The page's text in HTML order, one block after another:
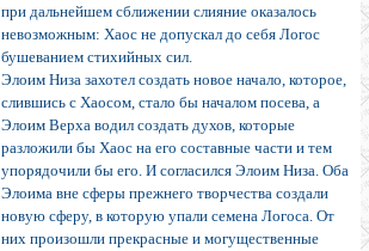
при дальнейшем сближении слияние оказалось
невозможным: Хаос не допускал до себя Логос
бушеванием стихийных сил.
Элоим Низа захотел создать новое начало, которое,
слившись с Хаосом, стало бы началом посева, а
Элоим Верха водил создать духов, которые
разложили бы Хаос на его составные части и тем
упорядочили бы его. И согласился Элоим Низа. Оба
Элоима вне сферы прежнего творчества создали
новую сферу, в которую упали семена Логоса. От
них произошли прекрасные и могущественные